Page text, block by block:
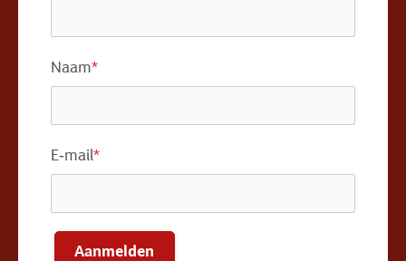
Naam*
E-mail*
Aanmelden